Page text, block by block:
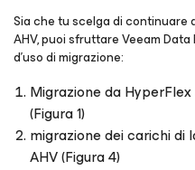
Sia che tu scelga di continuare
AHV, puoi sfruttare Veeam
d’uso di migrazione:
Migrazione da
(Figura 1)
migrazione dei carichi di
AHV (Figura 4)